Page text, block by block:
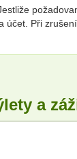
účet. Při
a